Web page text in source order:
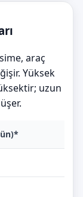
araç
Yüksek
uzun